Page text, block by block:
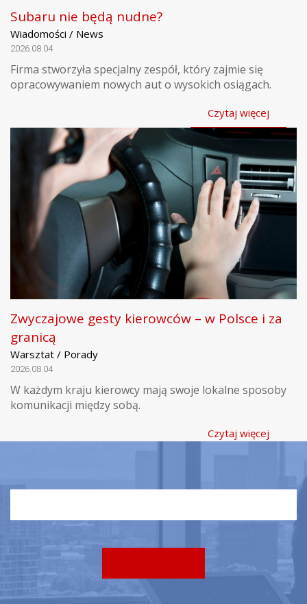
Subaru nie będą nudne?
Wiadomości / News
2026.08.04
Firma stworzyła specjalny zespół, który zajmie się
opracowywaniem nowych aut o wysokich osiągach.
Czytaj więcej
Zwyczajowe gesty kierowców – w Polsce i za
granicą
Warsztat / Porady
2026.08.04
W każdym kraju kierowcy mają swoje lokalne sposoby
komunikacji między sobą.
Czytaj więcej